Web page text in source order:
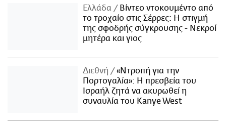
Ελλάδα
Βίντεο ντοκουμέντο από
το τροχαίο στις Σέρρες: Η στιγμή
της σφοδρής σύγκρουσης - Νεκροί
μητέρα και γιος
Διεθνή
«Ντροπή για την
Πορτογαλία»: Η πρεσβεία του
Ισραήλ ζητά να ακυρωθεί η
συναυλία του Kanye West